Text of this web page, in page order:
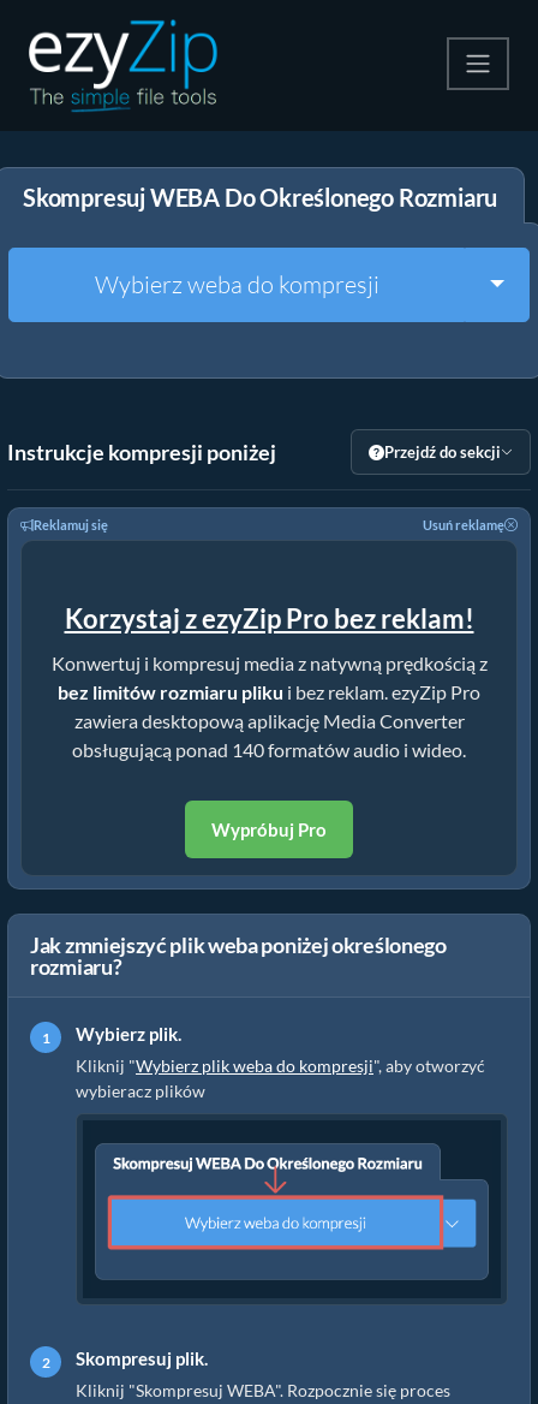
Rozpakuj
Inne narzędzia
Skompresuj WEBA Do Określonego Rozmiaru
Wybierz weba do kompresji
Instrukcje kompresji poniżej Przejdź do sekcji
Reklamuj się Usuń reklamę
Korzystaj z ezyZip Pro bez reklam!
Konwertuj i kompresuj media z natywną prędkością z
bez limitów rozmiaru pliku i bez reklam. ezyZip Pro
zawiera desktopową aplikację Media Converter
obsługującą ponad 140 formatów audio i wideo.
Wypróbuj Pro
Jak zmniejszyć plik weba poniżej określonego
rozmiaru?
Wybierz plik.
Kliknij "Wybierz plik weba do kompresji", aby otworzyć
wybieracz plików
Skompresuj plik.
Kliknij "Skompresuj WEBA". Rozpocznie się proces